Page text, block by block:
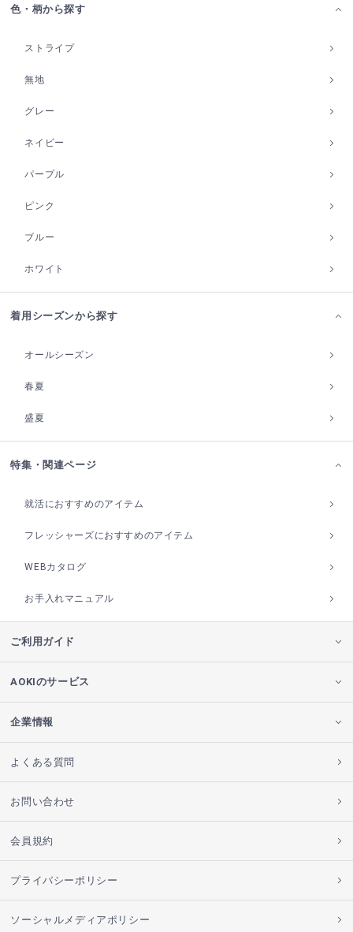
色・柄から探す
ストライプ
無地
グレー
ネイビー
パープル
ピンク
ブルー
ホワイト
着用シーズンから探す
オールシーズン
春夏
盛夏
特集・関連ページ
就活におすすめのアイテム
フレッシャーズにおすすめのアイテム
WEBカタログ
お手入れマニュアル
ご利用ガイド
AOKIのサービス
企業情報
よくある質問
お問い合わせ
会員規約
プライバシーポリシー
ソーシャルメディアポリシー